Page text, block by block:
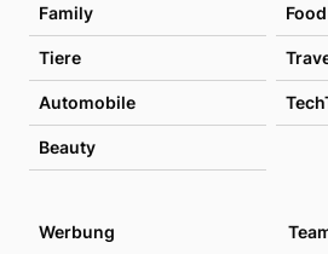
Family Food
Tiere
Automobile
Beauty
Werbung